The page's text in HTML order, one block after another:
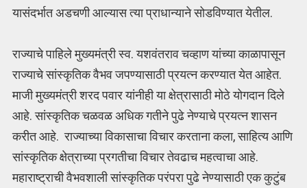
यासंदर्भात अडचणी आल्यास त्या प्राधान्याने सोडविण्यात येतील.
राज्याचे पाहिले मुख्यमंत्री स्व. यशवंतराव चव्हाण यांच्या काळापासून
राज्याचे सांस्कृतिक वैभव जपण्यासाठी प्रयत्न करण्यात येत आहेत.
माजी मुख्यमंत्री शरद पवार यांनीही या क्षेत्रासाठी मोठे योगदान दिले
आहे. सांस्कृतिक चळवळ अधिक गतीने पुढे नेण्याचे प्रयत्न शासन
करीत आहे. राज्याच्या विकासाचा विचार करताना कला, साहित्य आणि
सांस्कृतिक क्षेत्राच्या प्रगतीचा विचार तेवढाच महत्वाचा आहे.
महाराष्ट्राची वैभवशाली सांस्कृतिक परंपरा पुढे नेण्यासाठी एक कुटुंब